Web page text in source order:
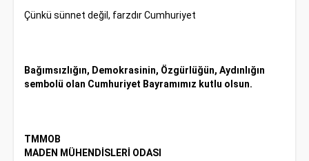
Çünkü sünnet değil, farzdır Cumhuriyet
Bağımsızlığın, Demokrasinin, Özgürlüğün, Aydınlığın
sembolü olan Cumhuriyet Bayramımız kutlu olsun.
TMMOB
MADEN MÜHENDİSLERİ ODASI